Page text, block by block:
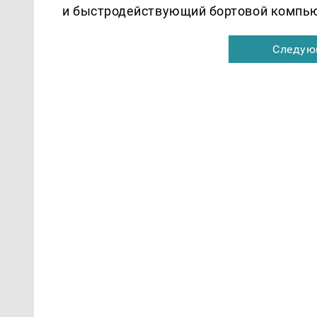
и быстродействующий бортовой